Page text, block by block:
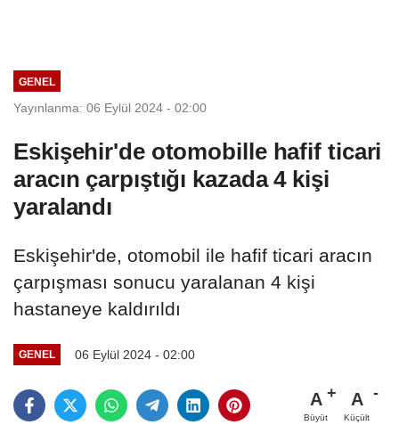
GENEL
Yayınlanma: 06 Eylül 2024 - 02:00
Eskişehir'de otomobille hafif ticari
aracın çarpıştığı kazada 4 kişi
yaralandı
Eskişehir'de, otomobil ile hafif ticari aracın
çarpışması sonucu yaralanan 4 kişi
hastaneye kaldırıldı
GENEL 06 Eylül 2024 - 02:00
A
Büyüt
A
Küçült